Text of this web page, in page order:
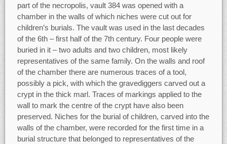
part of the necropolis, vault 384 was opened with a
chamber in the walls of which niches were cut out for
children’s burials. The vault was used in the last decades
of the 6th – first half of the 7th century. Four people were
buried in it – two adults and two children, most likely
representatives of the same family. On the walls and roof
of the chamber there are numerous traces of a tool,
possibly a pick, with which the gravediggers carved out a
crypt in the thick marl. Traces of markings applied to the
wall to mark the centre of the crypt have also been
preserved. Niches for the burial of children, carved into the
walls of the chamber, were recorded for the first time in a
burial structure that belonged to representatives of the